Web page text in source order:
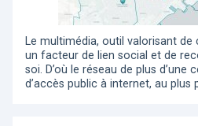
Le multimédia, outil valorisant
un facteur de lien social et de
soi. D’où le réseau de plus d’une
d’accès public à internet, au plus